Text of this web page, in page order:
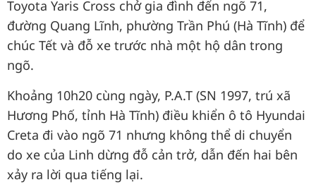
Toyota Yaris Cross chở gia đình đến ngõ 71,
đường Quang Lĩnh, phường Trần Phú (Hà Tĩnh) để
chúc Tết và đỗ xe trước nhà một hộ dân trong
ngõ.
Khoảng 10h20 cùng ngày, P.A.T (SN 1997, trú xã
Hương Phố, tỉnh Hà Tĩnh) điều khiển ô tô Hyundai
Creta đi vào ngõ 71 nhưng không thể di chuyển
do xe của Linh dừng đỗ cản trở, dẫn đến hai bên
xảy ra lời qua tiếng lại.